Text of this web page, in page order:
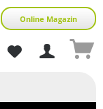
Online Magazin